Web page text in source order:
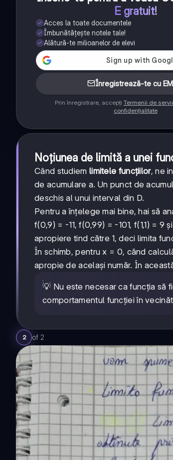
E gratuit!
Acces la toate documentele
Îmbunătățește notele tale!
Alătură-te milioanelor de elevi
Înregistrează-te cu
Prin înregistrare, accepți Termenii de
confidențialitate
Noțiunea de limită a unei
Când studiem limitele funcțiilor, ne
de acumulare a. Un punct de
deschis al unui interval din D.
Pentru a înțelege mai bine, hai să
f(0,9) = -11, f(0,99) = -101, f(1,1) =
apropiere tind către 1, deci limita
În schimb, pentru x = 0, când
apropie de același număr. În
💡 Nu este necesar ca funcția să
comportamentul funcției în
2 of 2